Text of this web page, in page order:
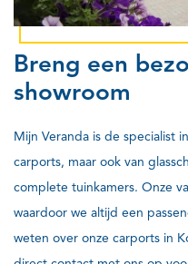
Breng een
showroom
Mijn Veranda is de specialist
carports, maar ook van
complete tuinkamers. Onze
waardoor we altijd een
weten over onze carports in